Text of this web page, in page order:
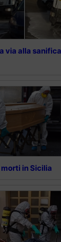
via alla
in Sicilia